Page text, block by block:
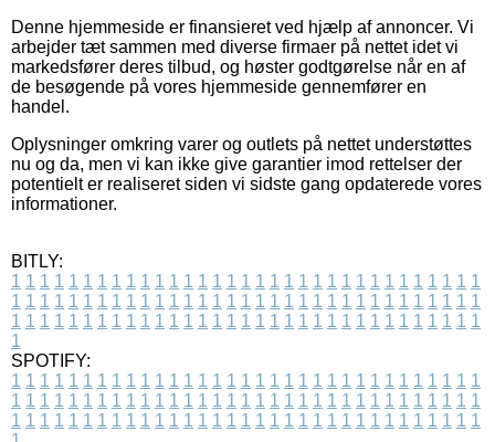
Denne hjemmeside er finansieret ved hjælp af annoncer. Vi
arbejder tæt sammen med diverse firmaer på nettet idet vi
markedsfører deres tilbud, og høster godtgørelse når en af
de besøgende på vores hjemmeside gennemfører en
handel.
Oplysninger omkring varer og outlets på nettet understøttes
nu og da, men vi kan ikke give garantier imod rettelser der
potentielt er realiseret siden vi sidste gang opdaterede vores
informationer.
BITLY:
1 1 1 1 1 1 1 1 1 1 1 1 1 1 1 1 1 1 1 1 1 1 1 1 1 1 1 1 1 1 1 1 1
1 1 1 1 1 1 1 1 1 1 1 1 1 1 1 1 1 1 1 1 1 1 1 1 1 1 1 1 1 1 1 1 1
1 1 1 1 1 1 1 1 1 1 1 1 1 1 1 1 1 1 1 1 1 1 1 1 1 1 1 1 1 1 1 1 1
1
SPOTIFY:
1 1 1 1 1 1 1 1 1 1 1 1 1 1 1 1 1 1 1 1 1 1 1 1 1 1 1 1 1 1 1 1 1
1 1 1 1 1 1 1 1 1 1 1 1 1 1 1 1 1 1 1 1 1 1 1 1 1 1 1 1 1 1 1 1 1
1 1 1 1 1 1 1 1 1 1 1 1 1 1 1 1 1 1 1 1 1 1 1 1 1 1 1 1 1 1 1 1 1